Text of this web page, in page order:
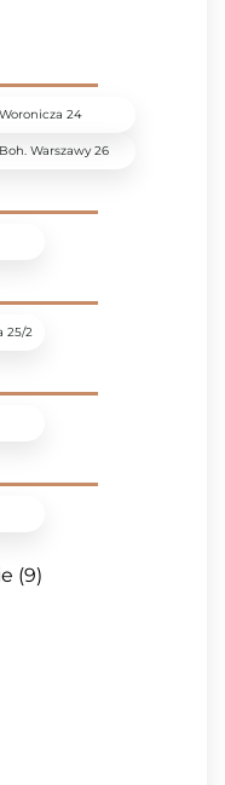
24
Warszawy 26
25/2
9